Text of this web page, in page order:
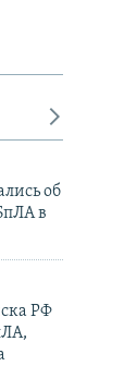
об
в
РФ